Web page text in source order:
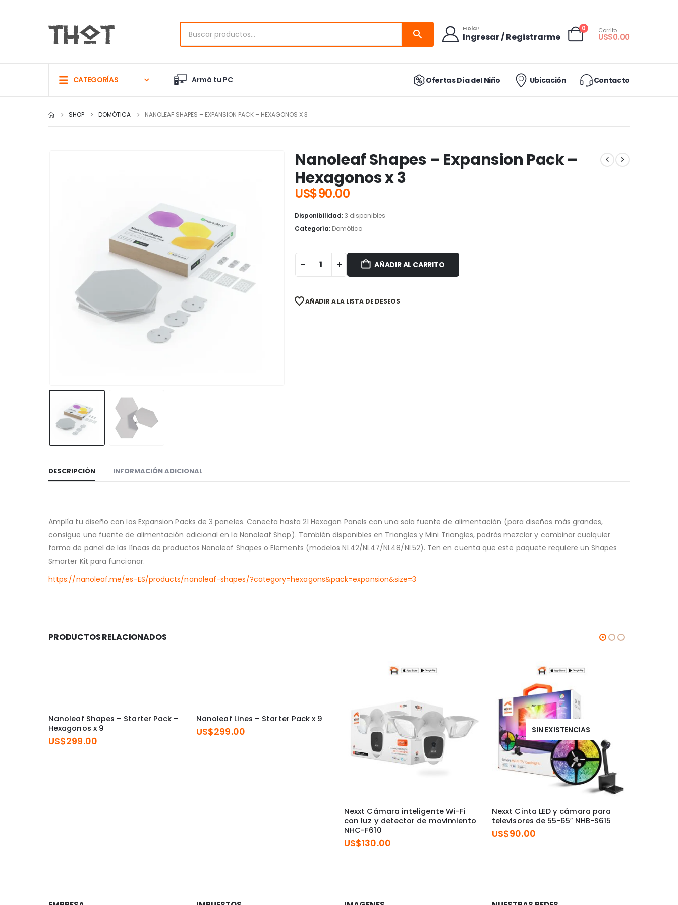
Hola!
Ingresar / Registrarme
0 Carrito
US$0.00
CATEGORÍAS Armá tu PC Ofertas Día del Niño Ubicación Contacto
SHOP DOMÓTICA NANOLEAF SHAPES – EXPANSION PACK – HEXAGONOS X 3
Nanoleaf Shapes – Expansion Pack –
Hexagonos x 3
US$90.00
Disponibilidad:3 disponibles
Categoría: Domótica
AÑADIR AL CARRITO
AÑADIR A LA LISTA DE DESEOS
DESCRIPCIÓN INFORMACIÓN ADICIONAL
Amplía tu diseño con los Expansion Packs de 3 paneles. Conecta hasta 21 Hexagon Panels con una sola fuente de alimentación (para diseños más grandes,
consigue una fuente de alimentación adicional en la Nanoleaf Shop). También disponibles en Triangles y Mini Triangles, podrás mezclar y combinar cualquier
forma de panel de las líneas de productos Nanoleaf Shapes o Elements (modelos NL42/NL47/NL48/NL52). Ten en cuenta que este paquete requiere un Shapes
Smarter Kit para funcionar.
https://nanoleaf.me/es-ES/products/nanoleaf-shapes/?category=hexagons&pack=expansion&size=3
PRODUCTOS RELACIONADOS
Nanoleaf Shapes – Starter Pack –
Hexagonos x 9
US$299.00
Nanoleaf Lines – Starter Pack x 9
US$299.00
Nexxt Cámara inteligente Wi-Fi
con luz y detector de movimiento
NHC-F610
US$130.00
SIN EXISTENCIAS
Nexxt Cinta LED y cámara para
televisores de 55-65″ NHB-S615
US$90.00